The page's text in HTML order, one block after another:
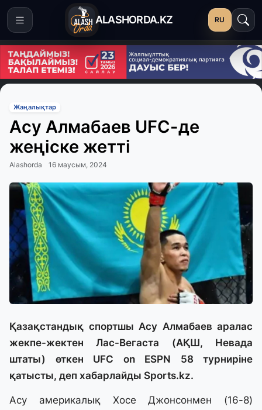
ALASHORDA.KZ RU
Жаңалықтар
Асу Алмабаев UFC-де
жеңіске жетті
Alashorda 16 маусым, 2024
Қазақстандық спортшы Асу Алмабаев аралас
жекпе-жектен Лас-Вегаста (АҚШ, Невада
штаты) өткен UFC on ESPN 58 турниріне
қатысты, деп хабарлайды Sports.kz.
Асу америкалық Хосе Джонсонмен (16-8)